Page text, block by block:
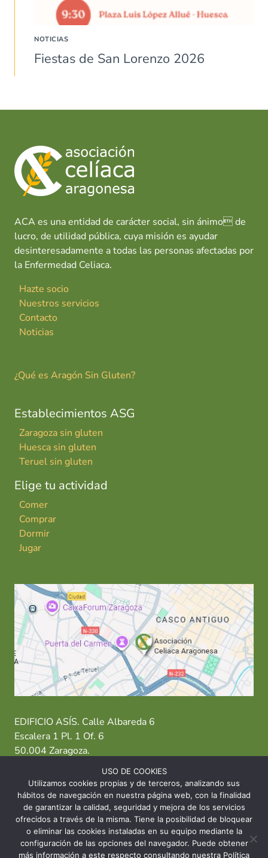
NOTICIAS
Fiestas de San Lorenzo 2026
ACA es una entidad de carácter social, sin ánimo de
lucro, de utilidad pública, cuya misión es ayudar
desinteresadamente a todas las personas afectadas por
la Enfermedad Celiaca.
Hazte socio
Nuestros servicios
Contacto
Noticias
¿Qué es Aragón Sin Gluten?
Establecimientos ASG
Zaragoza sin gluten
Huesca sin gluten
Teruel sin gluten
Elige tu actividad
Comer
Comprar
Dormir
Jugar
EDIFICIO ASÍS. Calle Albareda 6
Escalera 1 Pl. 1 Of. 6
50.004 Zaragoza.
T: 976 484 949 M: 635 638 563
Sede Zaragoza·Sede Huesca· Sede Teruel
USO DE COOKIES
Utilizamos cookies propias y de terceros, analizando sus
hábitos de navegación en nuestra página web, con la finalidad
de garantizar la calidad, seguridad y mejora de los servicios
ofrecidos a través de la misma. Tiene la posibilidad de bloquear
o eliminar las cookies instaladas en su equipo mediante la
configuración de las opciones del navegador. Puede obtener
más información a este respecto consultando nuestra Política